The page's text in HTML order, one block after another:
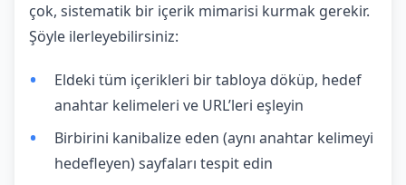
çok, sistematik bir içerik mimarisi kurmak gerekir.
Şöyle ilerleyebilirsiniz:
Eldeki tüm içerikleri bir tabloya döküp, hedef
anahtar kelimeleri ve URL’leri eşleyin
Birbirini kanibalize eden (aynı anahtar kelimeyi
hedefleyen) sayfaları tespit edin